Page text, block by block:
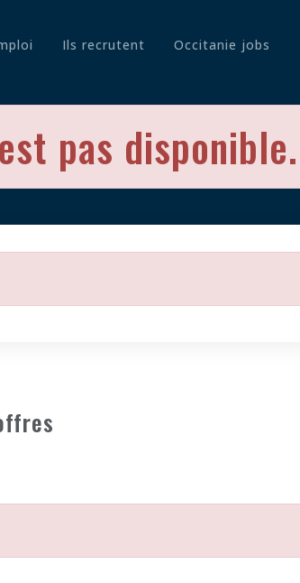
Ils recrutent Occitanie jobs
pas disponible.